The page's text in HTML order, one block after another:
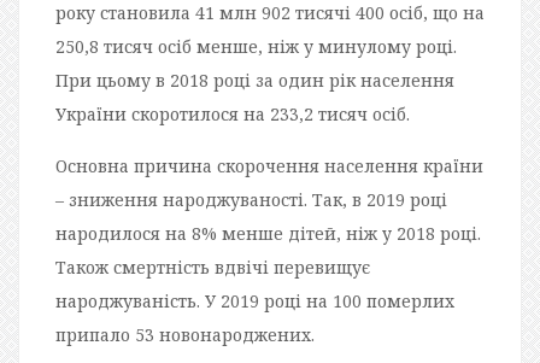
року становила 41 млн 902 тисячі 400 осіб, що на
250,8 тисяч осіб менше, ніж у минулому році.
При цьому в 2018 році за один рік населення
України скоротилося на 233,2 тисяч осіб.
Основна причина скорочення населення країни
– зниження народжуваності. Так, в 2019 році
народилося на 8% менше дітей, ніж у 2018 році.
Також смертність вдвічі перевищує
народжуваність. У 2019 році на 100 померлих
припало 53 новонароджених.